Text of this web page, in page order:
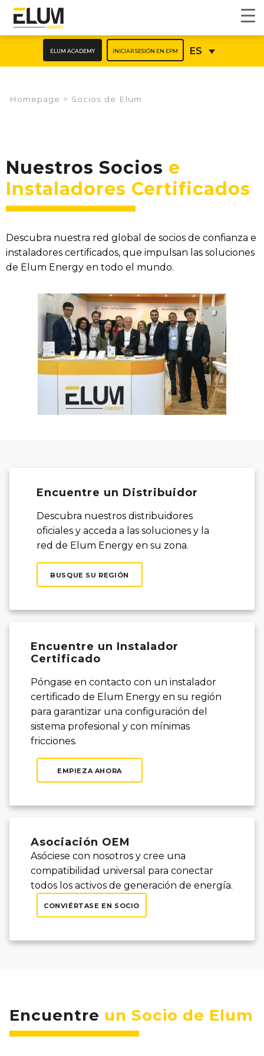
ELUM ACADEMY INICIAR SESIÓN EN EPM ES
Homepage > Socios de Elum
Nuestros Socios e
Instaladores Certificados
Descubra nuestra red global de socios de confianza e
instaladores certificados, que impulsan las soluciones
de Elum Energy en todo el mundo.
Encuentre un Distribuidor
Descubra nuestros distribuidores
oficiales y acceda a las soluciones y la
red de Elum Energy en su zona.
BUSQUE SU REGIÓN
Encuentre un Instalador
Certificado
Póngase en contacto con un instalador
certificado de Elum Energy en su región
para garantizar una configuración del
sistema profesional y con mínimas
fricciones.
EMPIEZA AHORA
Asociación OEM
Asóciese con nosotros y cree una
compatibilidad universal para conectar
todos los activos de generación de energía.
CONVIÉRTASE EN SOCIO
Encuentre un Socio de Elum